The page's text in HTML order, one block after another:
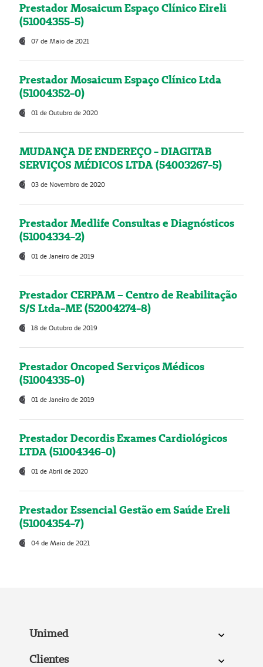
Prestador Mosaicum Espaço Clínico Eireli
(51004355-5)
07 de Maio de 2021
Prestador Mosaicum Espaço Clínico Ltda
(51004352-0)
01 de Outubro de 2020
MUDANÇA DE ENDEREÇO - DIAGITAB
SERVIÇOS MÉDICOS LTDA (54003267-5)
03 de Novembro de 2020
Prestador Medlife Consultas e Diagnósticos
(51004334-2)
01 de Janeiro de 2019
Prestador CERPAM – Centro de Reabilitação
S/S Ltda-ME (52004274-8)
18 de Outubro de 2019
Prestador Oncoped Serviços Médicos
(51004335-0)
01 de Janeiro de 2019
Prestador Decordis Exames Cardiológicos
LTDA (51004346-0)
01 de Abril de 2020
Prestador Essencial Gestão em Saúde Ereli
(51004354-7)
04 de Maio de 2021
Unimed
Clientes